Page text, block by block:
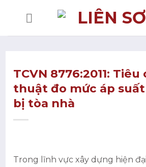
TCVN 8776:2011:
thuật đo mức áp
bị tòa nhà
Trong lĩnh vực xây dựng hiện